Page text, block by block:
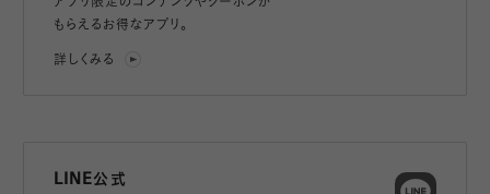
アプリ限定のコンテンツやクーポンが
もらえるお得なアプリ。
詳しくみる
LINE公式